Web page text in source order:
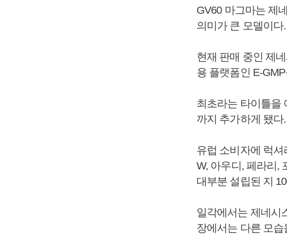
GV60 마그마는 제
의미가 큰 모델이다.
현재 판매 중인 제
용 플랫폼인 E-
최초라는 타이틀을
까지 추가하게 됐다.
유럽 소비자에 럭
W, 아우디, 페라리,
대부분 설립된 지
일각에서는 제네시
장에서는 다른 모